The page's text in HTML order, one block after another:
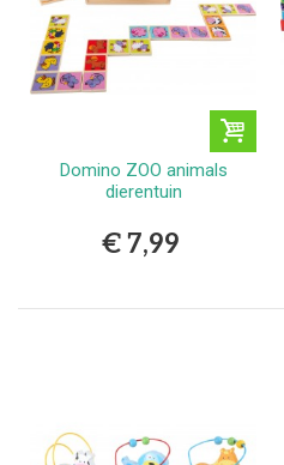
Domino ZOO animals
dierentuin
€ 7,99